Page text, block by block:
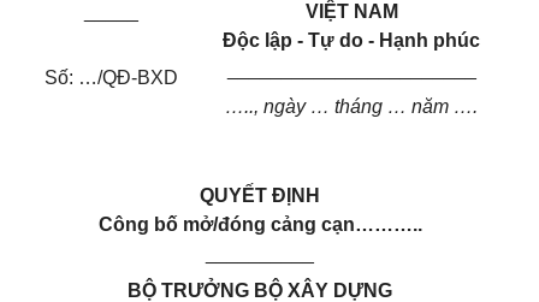
Số: …/QĐ-BXD
VIỆT NAM
Độc lập - Tự do - Hạnh phúc
….., ngày … tháng … năm ….
QUYẾT ĐỊNH
Công bố mở/đóng cảng cạn………..
BỘ TRƯỞNG BỘ XÂY DỰNG